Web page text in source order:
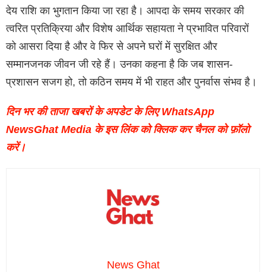
देय राशि का भुगतान किया जा रहा है। आपदा के समय सरकार की
त्वरित प्रतिक्रिया और विशेष आर्थिक सहायता ने प्रभावित परिवारों
को आसरा दिया है और वे फिर से अपने घरों में सुरक्षित और
सम्मानजनक जीवन जी रहे हैं। उनका कहना है कि जब शासन-
प्रशासन सजग हो, तो कठिन समय में भी राहत और पुनर्वास संभव है।
दिन भर की ताजा खबरों के अपडेट के लिए WhatsApp
NewsGhat Media के इस लिंक को क्लिक कर चैनल को फ़ॉलो
करें।
News Ghat